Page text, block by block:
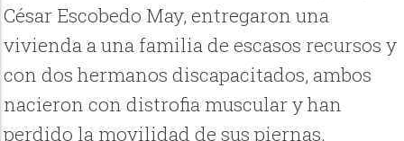
César Escobedo May, entregaron una
vivienda a una familia de escasos recursos y
con dos hermanos discapacitados, ambos
nacieron con distrofia muscular y han
perdido la movilidad de sus piernas.